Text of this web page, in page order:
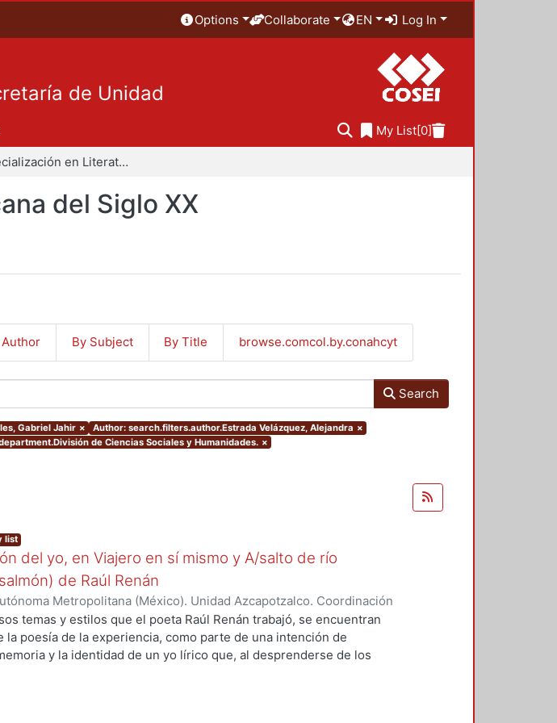
Options Collaborate EN Log In
de Unidad
My List[0]
Especialización en Literatura Mexicana del Siglo XX
del Siglo XX
Author By Subject By Title browse.comcol.by.conahcyt
Search
Gabriel Jahir × Author: search.filters.author.Estrada Velázquez, Alejandra ×
de Ciencias Sociales y Humanidades. ×
list
del yo, en Viajero en sí mismo y A/salto de río
de Raúl Renán
Metropolitana (México). Unidad Azcapotzalco. Coordinación
Información.,2019)Estrada Velázquez, Alejandra
temas y estilos que el poeta Raúl Renán trabajó, se encuentran
la poesía de la experiencia, como parte de una intención de
y la identidad de un yo lírico que, al desprenderse de los